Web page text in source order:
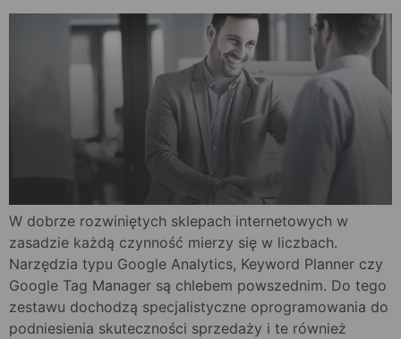
W dobrze rozwiniętych sklepach internetowych w
zasadzie każdą czynność mierzy się w liczbach.
Narzędzia typu Google Analytics, Keyword Planner czy
Google Tag Manager są chlebem powszednim. Do tego
zestawu dochodzą specjalistyczne oprogramowania do
podniesienia skuteczności sprzedaży i te również